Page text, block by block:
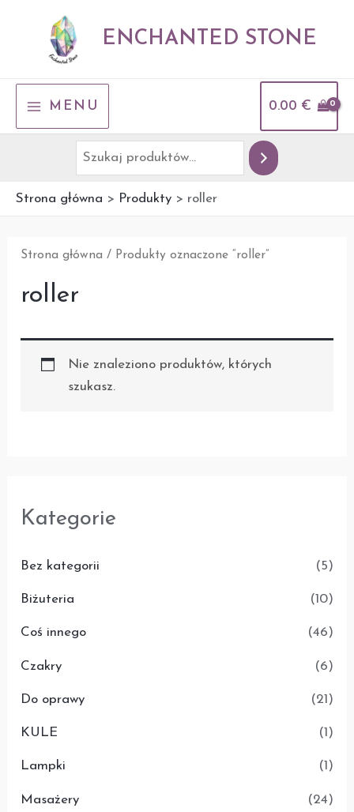
ENCHANTED STONE
MAIN
MENU
MENU 0.00 €
Strona główna Produkty roller
Kategorie
Bez kategorii (5)
Biżuteria (10)
Coś innego (46)
Czakry (6)
Do oprawy (21)
KULE (1)
Lampki (1)
Masażery (24)
Strona główna / Produkty oznaczone “roller”
roller
Nie znaleziono produktów, których
szukasz.